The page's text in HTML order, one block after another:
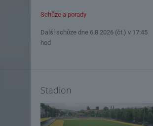
Schůze a porady
Další schůze dne 6.8.2026 (čt.) v 17:45
hod
Stadion